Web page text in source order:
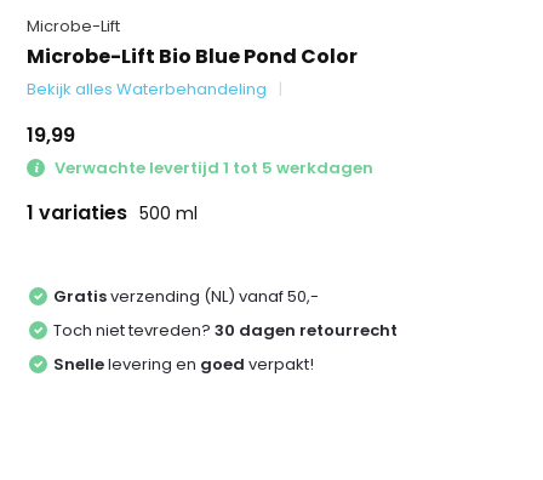
Microbe-Lift
Microbe-Lift Bio Blue Pond Color
Bekijk alles Waterbehandeling
19,99
Verwachte levertijd 1 tot 5 werkdagen
1 variaties 500 ml
Gratisverzending (NL) vanaf 50,-
Toch niet tevreden?30 dagen retourrecht
Snellelevering en goed verpakt!